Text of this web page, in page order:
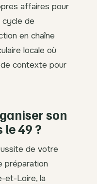
affaires pour
cycle de
en chaîne
locale où
de contexte pour
son
49 ?
de votre
préparation
et-Loire, la